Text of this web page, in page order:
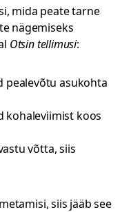
mida peate tarne
nägemiseks
Otsin tellimusi:
pealevõtu asukohta
kohaleviimist koos
võtta, siis
siis jääb see